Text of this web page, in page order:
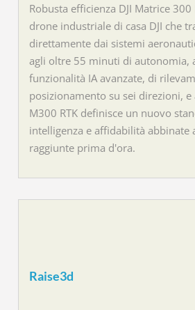
Robusta efficienza DJI Matrice 300
drone industriale di casa DJI che
direttamente dai sistemi
agli oltre 55 minuti di autonomia,
funzionalità IA avanzate, di
posizionamento su sei direzioni,
M300 RTK definisce un nuovo
intelligenza e affidabilità abbinate
raggiunte prima d'ora.
Raise3d